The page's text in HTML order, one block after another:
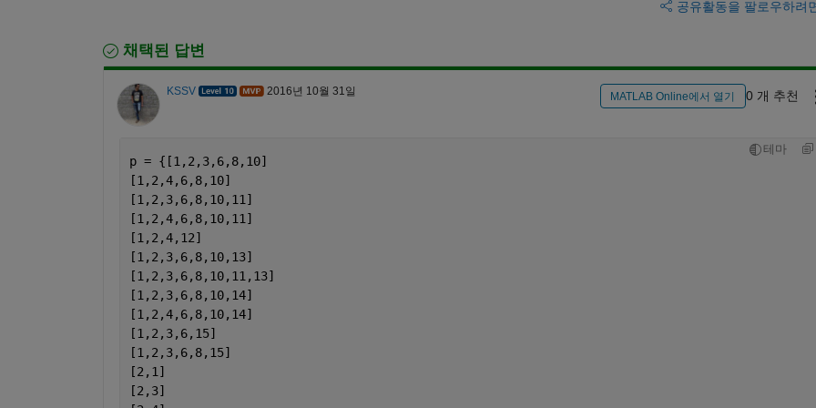
공유활동을 팔로우하려
채택된 답변
KSSV 2016년 10월 31일 MATLAB Online에서 열기 0 개 추천
테마
p = {[1,2,3,6,8,10]
[1,2,4,6,8,10]
[1,2,3,6,8,10,11]
[1,2,4,6,8,10,11]
[1,2,4,12]
[1,2,3,6,8,10,13]
[1,2,3,6,8,10,11,13]
[1,2,3,6,8,10,14]
[1,2,4,6,8,10,14]
[1,2,3,6,15]
[1,2,3,6,8,15]
[2,1]
[2,3]